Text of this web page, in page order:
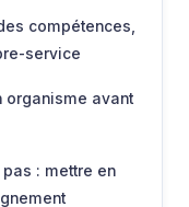
compétences,
service
organisme avant
: mettre en